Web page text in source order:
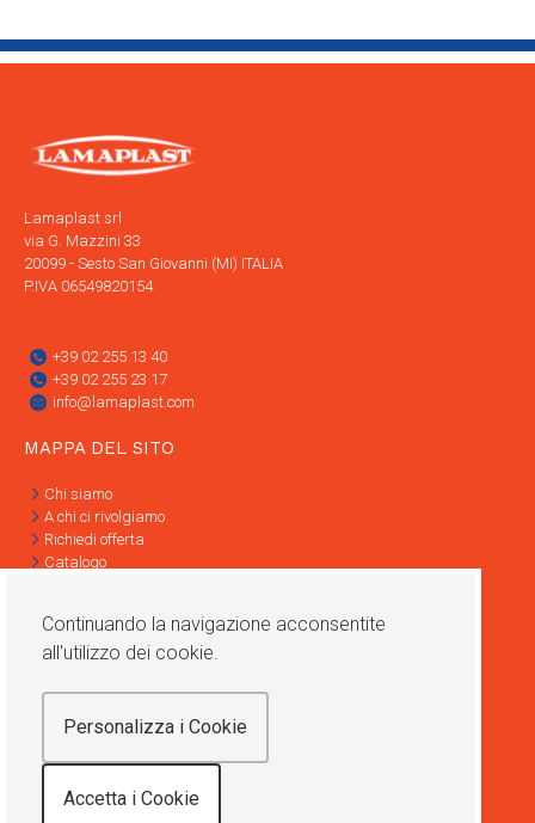
Lamaplast srl
via G. Mazzini 33
20099 - Sesto San Giovanni (MI) ITALIA
P.IVA 06549820154
+39 02 255 13 40
+39 02 255 23 17
info@lamaplast.com
MAPPA DEL SITO
Chi siamo
A chi ci rivolgiamo
Richiedi offerta
Catalogo
Condizioni di vendita
Continuando la navigazione acconsentite
all'utilizzo dei cookie.
Personalizza i Cookie
Accetta i Cookie